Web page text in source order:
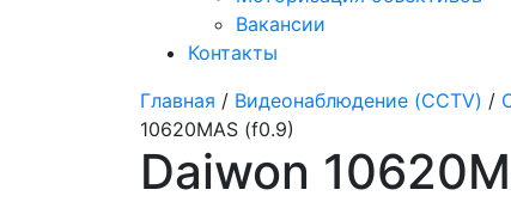
Вакансии
Контакты
Главная / Видеонаблюдение (CCTV) /
10620MAS (f0.9)
Daiwon